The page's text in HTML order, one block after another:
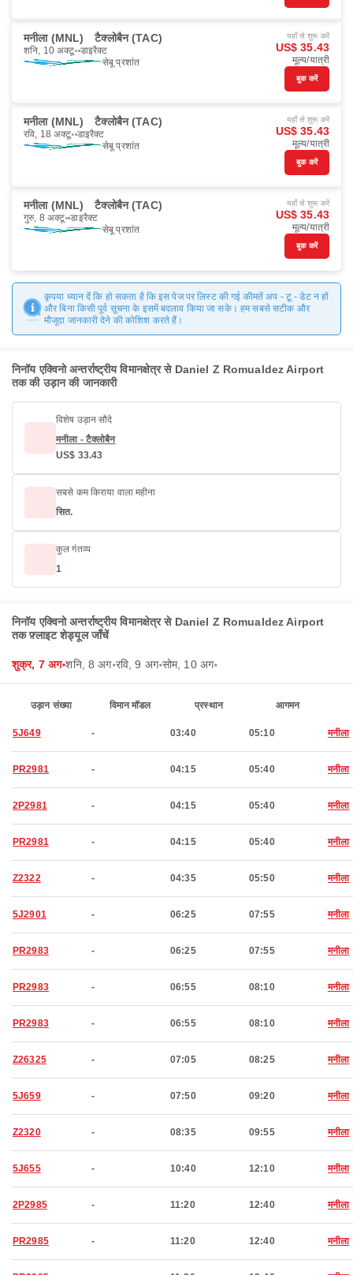
मनीला (MNL) टैक्लोबैन (TAC)
शनि, 10 अक्टू॰ डाइरैक्ट
सेबू प्रशांत
यहाँ से शुरू करें
US$ 35.43
मूल्य/यात्री
बुक करें
मनीला (MNL) टैक्लोबैन (TAC)
रवि, 18 अक्टू॰ डाइरैक्ट
सेबू प्रशांत
यहाँ से शुरू करें
US$ 35.43
मूल्य/यात्री
बुक करें
मनीला (MNL) टैक्लोबैन (TAC)
गुरु, 8 अक्टू॰ डाइरैक्ट
सेबू प्रशांत
यहाँ से शुरू करें
US$ 35.43
मूल्य/यात्री
बुक करें
कृपया ध्यान दें कि हो सकता है कि इस पेज पर लिस्ट की गई कीमतें अप - टू - डेट न हों
और बिना किसी पूर्व सूचना के इसमें बदलाव किया जा सके। हम सबसे सटीक और
मौजूदा जानकारी देने की कोशिश करते हैं।
निनॉय एक्विनो अन्तर्राष्ट्रीय विमानक्षेत्र से Daniel Z Romualdez Airport
तक की उड़ान की जानकारी
विशेष उड़ान सौदे
मनीला - टैक्लोबैन
US$ 33.43
सबसे कम किराया वाला महीना
सित.
कुल गंतव्य
1
निनॉय एक्विनो अन्तर्राष्ट्रीय विमानक्षेत्र से Daniel Z Romualdez Airport
तक फ़्लाइट शेड्यूल जाँचें
शुक्र, 7 अग॰शनि, 8 अग॰रवि, 9 अग॰सोम, 10 अग॰
उड़ान संख्या विमान मॉडल प्रस्थान आगमन
5J649 - 03:40 05:10 मनीला
PR2981 - 04:15 05:40 मनीला
2P2981 - 04:15 05:40 मनीला
PR2981 - 04:15 05:40 मनीला
Z2322 - 04:35 05:50 मनीला
5J2901 - 06:25 07:55 मनीला
PR2983 - 06:25 07:55 मनीला
PR2983 - 06:55 08:10 मनीला
PR2983 - 06:55 08:10 मनीला
Z26325 - 07:05 08:25 मनीला
5J659 - 07:50 09:20 मनीला
Z2320 - 08:35 09:55 मनीला
5J655 - 10:40 12:10 मनीला
2P2985 - 11:20 12:40 मनीला
PR2985 - 11:20 12:40 मनीला